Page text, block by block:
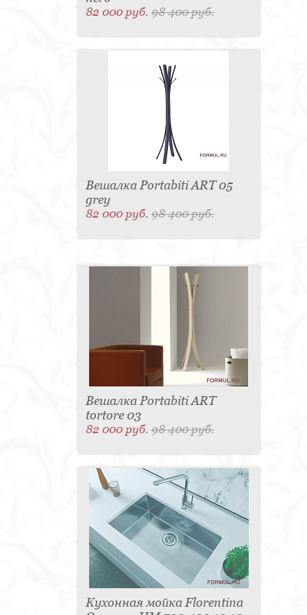
82 000 руб.98 400 руб.
Вешалка Portabiti ART 05
grey
82 000 руб.98 400 руб.
Вешалка Portabiti ART
tortore 03
82 000 руб.98 400 руб.
Кухонная мойка Florentina